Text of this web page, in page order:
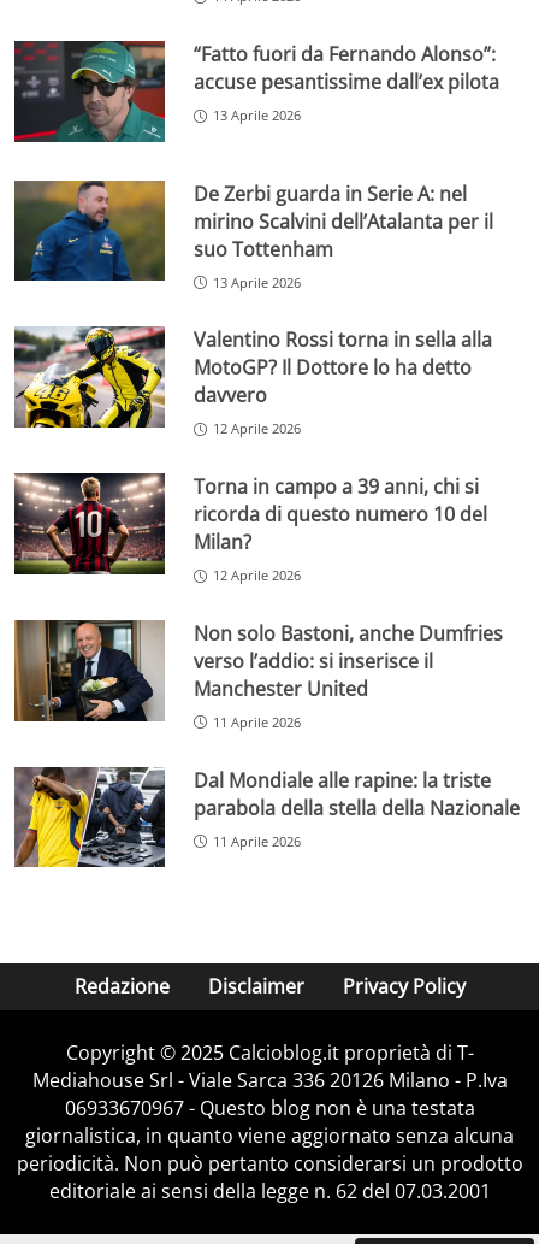
“Fatto fuori da Fernando Alonso”:
accuse pesantissime dall’ex pilota
13 Aprile 2026
De Zerbi guarda in Serie A: nel
mirino Scalvini dell’Atalanta per il
suo Tottenham
13 Aprile 2026
Valentino Rossi torna in sella alla
MotoGP? Il Dottore lo ha detto
davvero
12 Aprile 2026
Torna in campo a 39 anni, chi si
ricorda di questo numero 10 del
Milan?
12 Aprile 2026
Non solo Bastoni, anche Dumfries
verso l’addio: si inserisce il
Manchester United
11 Aprile 2026
Dal Mondiale alle rapine: la triste
parabola della stella della Nazionale
11 Aprile 2026
Redazione Disclaimer Privacy Policy
Copyright © 2025 Calcioblog.it proprietà di T-
Mediahouse Srl - Viale Sarca 336 20126 Milano - P.Iva
06933670967 - Questo blog non è una testata
giornalistica, in quanto viene aggiornato senza alcuna
periodicità. Non può pertanto considerarsi un prodotto
editoriale ai sensi della legge n. 62 del 07.03.2001